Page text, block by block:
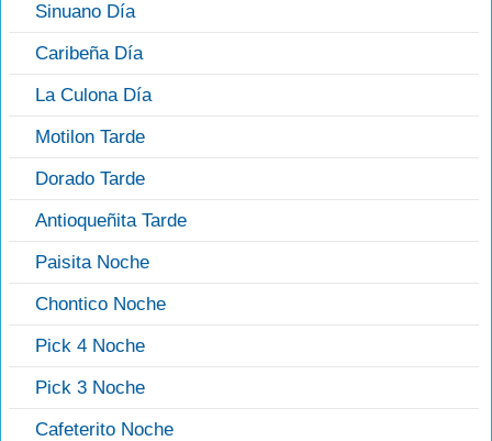
Sinuano Día
Caribeña Día
La Culona Día
Motilon Tarde
Dorado Tarde
Antioqueñita Tarde
Paisita Noche
Chontico Noche
Pick 4 Noche
Pick 3 Noche
Cafeterito Noche